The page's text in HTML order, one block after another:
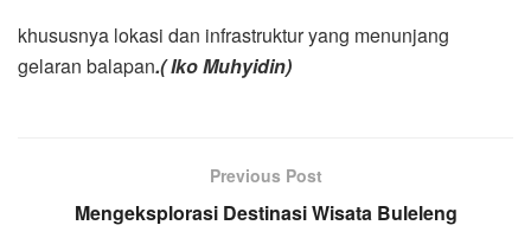
khususnya lokasi dan infrastruktur yang menunjang
gelaran balapan.( Iko Muhyidin)
Previous Post
Mengeksplorasi Destinasi Wisata Buleleng